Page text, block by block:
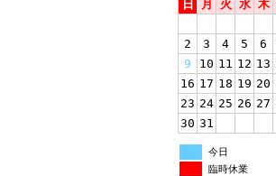
日
月 火 水 木
2
3 4 5 6
9
10 11 12 13
16 17 18 19 20
23 24 25 26 27
30 31
今日
臨時休業